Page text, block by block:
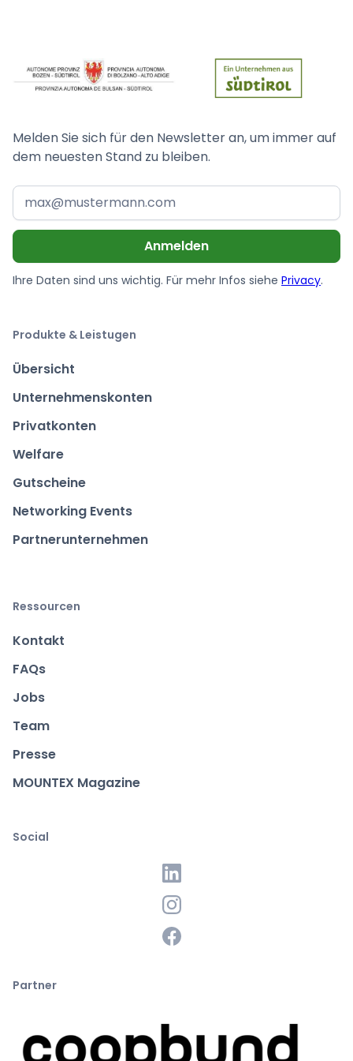
Melden Sie sich für den Newsletter an, um immer auf
dem neuesten Stand zu bleiben.
Ihre Daten sind uns wichtig. Für mehr Infos siehe Privacy.
Produkte & Leistugen
Übersicht
Unternehmenskonten
Privatkonten
Welfare
Gutscheine
Networking Events
Partnerunternehmen
Ressourcen
Kontakt
FAQs
Jobs
Team
Presse
MOUNTEX Magazine
Social
Partner